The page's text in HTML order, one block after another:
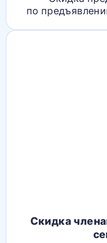
по
Скидка